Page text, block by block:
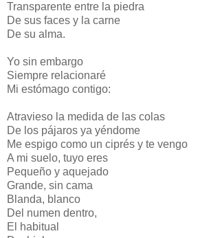
Transparente entre la piedra
De sus faces y la carne
De su alma.
Yo sin embargo
Siempre relacionaré
Mi estómago contigo:
Atravieso la medida de las colas
De los pájaros ya yéndome
Me espigo como un ciprés y te vengo
A mi suelo, tuyo eres
Pequeño y aquejado
Grande, sin cama
Blanda, blanco
Del numen dentro,
El habitual